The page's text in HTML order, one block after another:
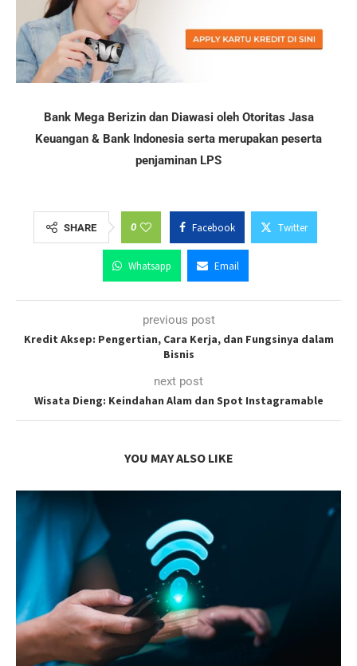
Bank Mega Berizin dan Diawasi oleh Otoritas Jasa
Keuangan & Bank Indonesia serta merupakan peserta
penjaminan LPS
SHARE 0 Facebook Twitter
Whatsapp Email
previous post
Kredit Aksep: Pengertian, Cara Kerja, dan Fungsinya dalam
Bisnis
next post
Wisata Dieng: Keindahan Alam dan Spot Instagramable
YOU MAY ALSO LIKE